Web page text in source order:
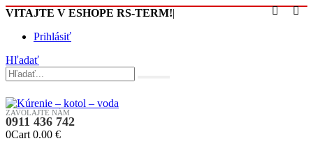
VITAJTE V ESHOPE RS-TERM!|
Prihlásiť
Hľadať
ZAVOLAJTE NÁM
0911 436 742
0Cart 0.00 €